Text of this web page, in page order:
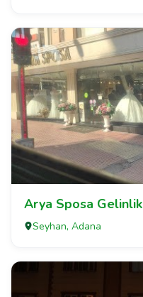
Arya Sposa Gelinlik
Seyhan, Adana